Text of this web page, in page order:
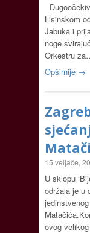
Lisinskom
Jabuka i
noge
Orkestru
Opširnije →
15 veljače,
U sklopu
održala je u
ovog